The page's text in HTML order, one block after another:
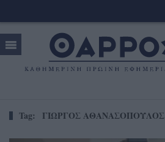
Tag: ΓΙΩΡΓΟΣ ΑΘΑΝΑΣΟΠΟΥΛΟΣ